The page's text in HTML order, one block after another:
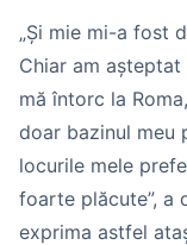
„Și mie mi-a fost
Chiar am
mă întorc la
doar bazinul meu
locurile mele
foarte plăcute”, a
exprima astfel